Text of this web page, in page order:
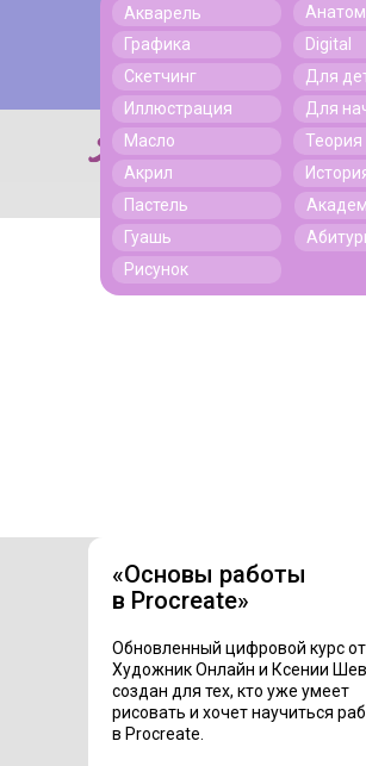
Поиск
Поиск
Акварель
Графика
Скетчинг
Иллюстрация
Масло
Акрил
Пастель
Гуашь
Рисунок
Digital
Для
Для
Теория
«Основы работы
в Procreate»
Обновленный цифровой курс от
Художник Онлайн и Ксении
создан для тех, кто уже умеет
рисовать и хочет научиться
в Procreate.